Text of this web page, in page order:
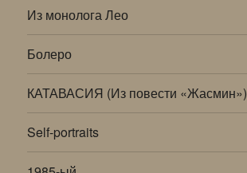
Из монолога Лео
Болеро
КАТАВАСИЯ (Из повести «Жасмин»)
Self-portraits